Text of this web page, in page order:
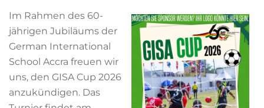
Im Rahmen des 60-
jährigen Jubiläums der
German International
School Accra freuen wir
uns, den GISA Cup 2026
anzukündigen. Das